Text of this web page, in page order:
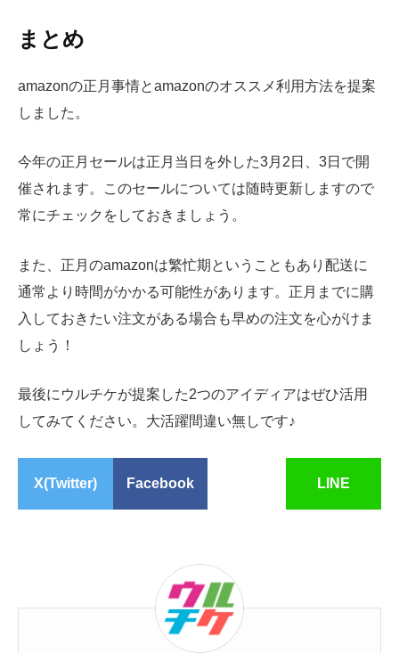
まとめ
amazonの正月事情とamazonのオススメ利用方法を提案
しました。
今年の正月セールは正月当日を外した3月2日、3日で開
催されます。このセールについては随時更新しますので
常にチェックをしておきましょう。
また、正月のamazonは繁忙期ということもあり配送に
通常より時間がかかる可能性があります。正月までに購
入しておきたい注文がある場合も早めの注文を心がけま
しょう！
最後にウルチケが提案した2つのアイディアはぜひ活用
してみてください。大活躍間違い無しです♪
X(Twitter) Facebook LINE